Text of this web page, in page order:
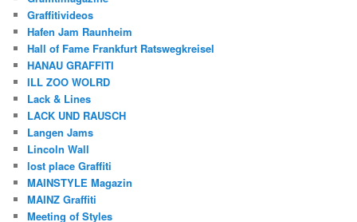
Graffitivideos
Hafen Jam Raunheim
Hall of Fame Frankfurt Ratswegkreisel
HANAU GRAFFITI
ILL ZOO WOLRD
Lack & Lines
LACK UND RAUSCH
Langen Jams
Lincoln Wall
lost place Graffiti
MAINSTYLE Magazin
MAINZ Graffiti
Meeting of Styles